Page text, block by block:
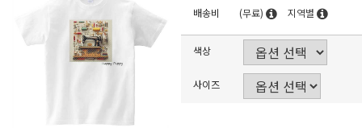
배송비
(무료) 지역별
색상
사이즈